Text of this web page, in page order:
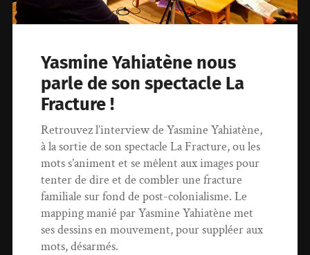
Yasmine Yahiatène nous
parle de son spectacle La
Fracture !
Retrouvez l’interview de Yasmine Yahiatène,
à la sortie de son spectacle La Fracture, ou les
mots s’animent et se mêlent aux images pour
tenter de dire et de combler une fracture
familiale sur fond de post-colonialisme. Le
mapping manié par Yasmine Yahiatène met
ses dessins en mouvement, pour suppléer aux
mots, désarmés.